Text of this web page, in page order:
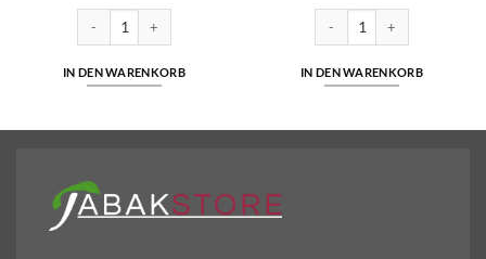
Break Filterhülsen 200 Menge
IN DEN WARENKORB
John Player Rot Hülsen
IN DEN WARENKORB